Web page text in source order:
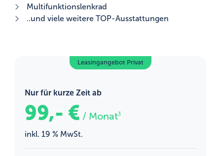
Multifunktionslenkrad
..und viele weitere TOP-Ausstattungen
Leasingangebot Privat
Nur für kurze Zeit ab
99,- € / Monat3
inkl. 19 % MwSt.